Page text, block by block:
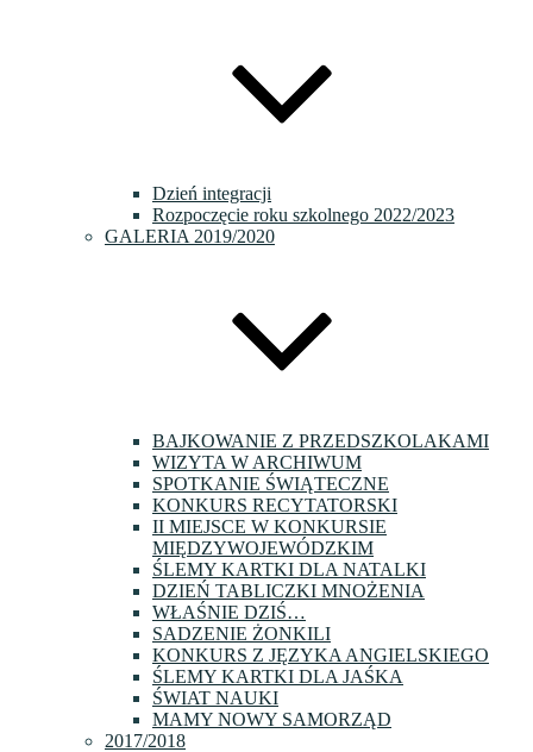
Dzień integracji
Rozpoczęcie roku szkolnego 2022/2023
GALERIA 2019/2020
BAJKOWANIE Z PRZEDSZKOLAKAMI
WIZYTA W ARCHIWUM
SPOTKANIE ŚWIĄTECZNE
KONKURS RECYTATORSKI
II MIEJSCE W KONKURSIE
MIĘDZYWOJEWÓDZKIM
ŚLEMY KARTKI DLA NATALKI
DZIEŃ TABLICZKI MNOŻENIA
WŁAŚNIE DZIŚ…
SADZENIE ŻONKILI
KONKURS Z JĘZYKA ANGIELSKIEGO
ŚLEMY KARTKI DLA JAŚKA
ŚWIAT NAUKI
MAMY NOWY SAMORZĄD
2017/2018